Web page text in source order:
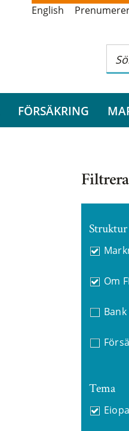
English
FÖRSÄKRING
Struktur
Om FI
Bank
Tema
Eiopa